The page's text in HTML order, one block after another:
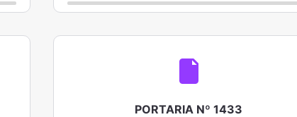
PORTARIA Nº 1433